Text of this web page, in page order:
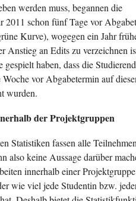
werden muss, begannen die
2011 schon fünf Tage vor
Kurve), wogegen ein Jahr
Anstieg an Edits zu verzeichnen
haben, dass die
Woche vor Abgabetermin auf
wurden.
der Projektgruppen
Statistiken fassen alle
also keine Aussage darüber
innerhalb einer Projektgruppe
wie viel jede Studentin bzw.